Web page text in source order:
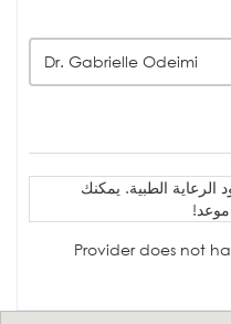
Dr. Gabrielle Odeimi
الرعاية الطبية. يمكنك
Provider does not